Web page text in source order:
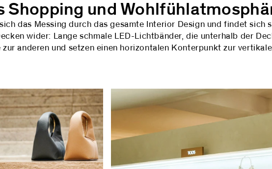
Shopping und
das Messing durch das gesamte Interior Design und findet sich
wider: Lange schmale LED-Lichtbänder, die unterhalb der
zur anderen und setzen einen horizontalen Konterpunkt zur